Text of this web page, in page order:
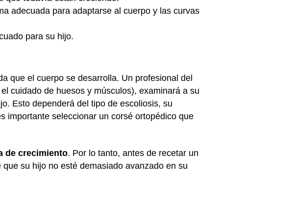
adecuada para adaptarse al cuerpo y las curvas
para su hijo.
que el cuerpo se desarrolla. Un profesional del
cuidado de huesos y músculos), examinará a su
Esto dependerá del tipo de escoliosis, su
importante seleccionar un corsé ortopédico que
de crecimiento. Por lo tanto, antes de recetar un
su hijo no esté demasiado avanzado en su